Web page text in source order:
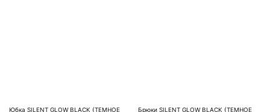
Юбка SILENT GLOW BLACK (ТЕМНОЕ
Брюки SILENT GLOW BLACK (ТЕМНОЕ